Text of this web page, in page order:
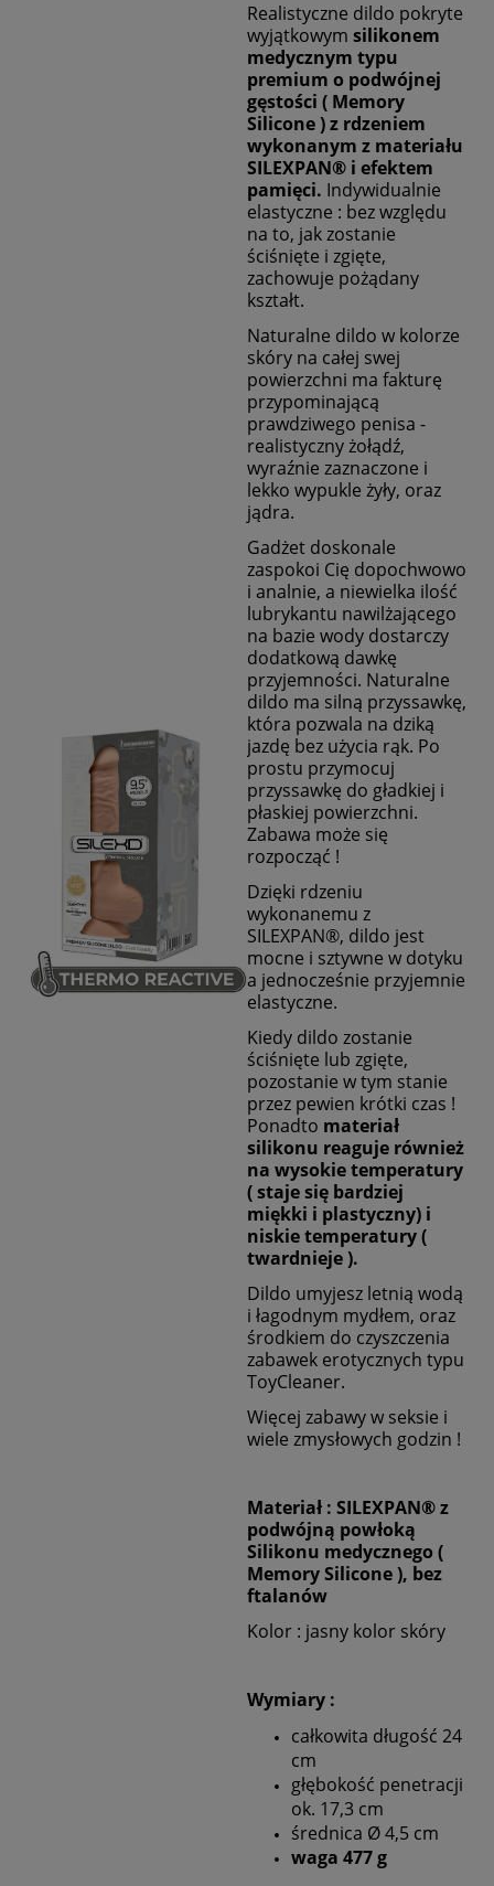
Realistyczne dildo pokryte
wyjątkowym silikonem
medycznym typu
premium o podwójnej
gęstości ( Memory
Silicone ) z rdzeniem
wykonanym z materiału
SILEXPAN® i efektem
pamięci. Indywidualnie
elastyczne : bez względu
na to, jak zostanie
ściśnięte i zgięte,
zachowuje pożądany
kształt.
Naturalne dildo w kolorze
skóry na całej swej
powierzchni ma fakturę
przypominającą
prawdziwego penisa -
realistyczny żołądź,
wyraźnie zaznaczone i
lekko wypukle żyły, oraz
jądra.
Gadżet doskonale
zaspokoi Cię dopochwowo
i analnie, a niewielka ilość
lubrykantu nawilżającego
na bazie wody dostarczy
dodatkową dawkę
przyjemności. Naturalne
dildo ma silną przyssawkę,
która pozwala na dziką
jazdę bez użycia rąk. Po
prostu przymocuj
przyssawkę do gładkiej i
płaskiej powierzchni.
Zabawa może się
rozpocząć !
Dzięki rdzeniu
wykonanemu z
SILEXPAN®, dildo jest
mocne i sztywne w dotyku
a jednocześnie przyjemnie
elastyczne.
Kiedy dildo zostanie
ściśnięte lub zgięte,
pozostanie w tym stanie
przez pewien krótki czas !
Ponadto materiał
silikonu reaguje również
na wysokie temperatury
( staje się bardziej
miękki i plastyczny) i
niskie temperatury (
twardnieje ).
Dildo umyjesz letnią wodą
i łagodnym mydłem, oraz
środkiem do czyszczenia
zabawek erotycznych typu
ToyCleaner.
Więcej zabawy w seksie i
wiele zmysłowych godzin !
Materiał : SILEXPAN® z
podwójną powłoką
Silikonu medycznego (
Memory Silicone ), bez
ftalanów
Kolor : jasny kolor skóry
Wymiary :
całkowita długość 24
cm
głębokość penetracji
ok. 17,3 cm
średnica Ø 4,5 cm
waga 477 g